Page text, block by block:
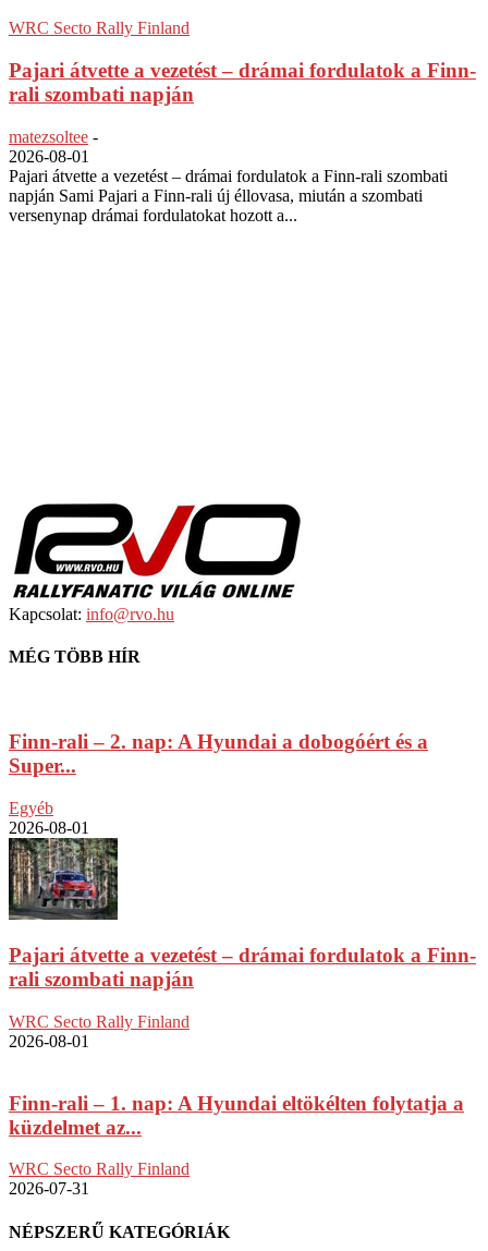
WRC Secto Rally Finland
Pajari átvette a vezetést – drámai fordulatok a Finn-
rali szombati napján
matezsoltee -
2026-08-01
Pajari átvette a vezetést – drámai fordulatok a Finn-rali szombati
napján Sami Pajari a Finn-rali új éllovasa, miután a szombati
versenynap drámai fordulatokat hozott a...
Kapcsolat: info@rvo.hu
MÉG TÖBB HÍR
Finn-rali – 2. nap: A Hyundai a dobogóért és a
Super...
Egyéb
2026-08-01
Pajari átvette a vezetést – drámai fordulatok a Finn-
rali szombati napján
WRC Secto Rally Finland
2026-08-01
Finn-rali – 1. nap: A Hyundai eltökélten folytatja a
küzdelmet az...
WRC Secto Rally Finland
2026-07-31
NÉPSZERŰ KATEGÓRIÁK